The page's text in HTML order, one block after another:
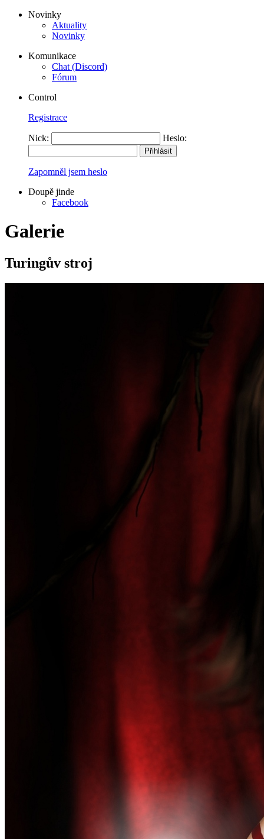
Novinky
Aktuality
Novinky
Komunikace
Chat (Discord)
Fórum
Control
Registrace
Nick: Heslo:
Zapomněl jsem heslo
Doupě jinde
Facebook
Galerie
Turingův stroj